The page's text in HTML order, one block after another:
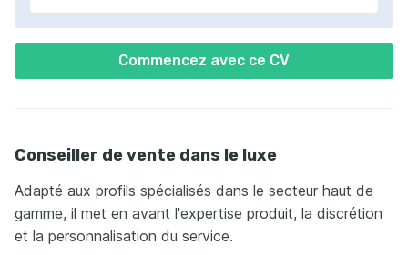
Commencez avec ce CV
Conseiller de vente dans le luxe
Adapté aux profils spécialisés dans le secteur haut de
gamme, il met en avant l'expertise produit, la discrétion
et la personnalisation du service.